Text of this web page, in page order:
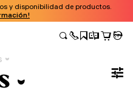
y disponibilidad de productos.